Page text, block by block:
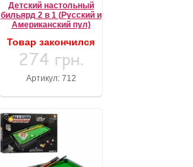
Детский настольный
бильярд 2 в 1 (Русский и
Американский пул)
Товар закончился
274 грн.
Артикул: 712